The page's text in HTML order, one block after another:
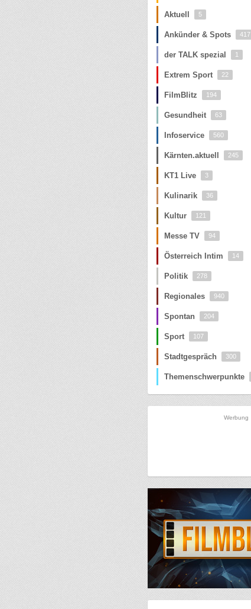
Aktuell 5
Ankünder & Spots 417
der TALK spezial 1
Extrem Sport 22
FilmBlitz 194
Gesundheit 63
Infoservice 560
Kärnten.aktuell 245
KT1 Live 3
Kulinarik 36
Kultur 121
Messe TV 94
Österreich Intim 14
Politik 278
Regionales 940
Spontan 204
Sport 107
Stadtgespräch 300
Themenschwerpunkte
Werbung